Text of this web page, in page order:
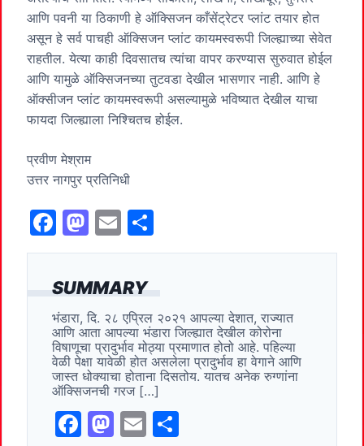
SUMMARY
भंडारा, दि. २८ एप्रिल २०२१ आपल्या देशात, राज्यात
आणि आता आपल्या भंडारा जिल्ह्यात देखील कोरोना
विषाणूचा प्रादुर्भाव मोठ्या प्रमाणात होतो आहे. पहिल्या
वेळी पेक्षा यावेळी होत असलेला प्रादुर्भाव हा वेगाने आणि
जास्त धोक्याचा होताना दिसतोय. यातच अनेक रुग्णांना
ऑक्सिजनची गरज […]
F
M E
आणि पवनी या ठिकाणी हे ऑक्सिजन काँसेंट्रेटर प्लांट तयार होत
असून हे सर्व पाचही ऑक्सिजन प्लांट कायमस्वरूपी जिल्ह्याच्या सेवेत
राहतील. येत्या काही दिवसातच त्यांचा वापर करण्यास सुरुवात होईल
आणि यामुळे ऑक्सिजनच्या तुटवडा देखील भासणार नाही. आणि हे
ऑक्सीजन प्लांट कायमस्वरूपी असल्यामुळे भविष्यात देखील याचा
फायदा जिल्ह्याला निश्चितच होईल.
प्रवीण मेश्राम
उत्तर नागपुर प्रतिनिधी
F
a
c
e
b
o
o
k
M
a
st
o
d
o
n
E
m
ai
l
h